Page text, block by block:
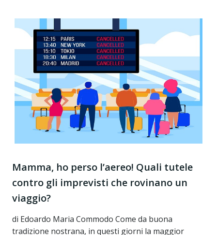
Mamma, ho perso l’aereo! Quali tutele
contro gli imprevisti che rovinano un
viaggio?
di Edoardo Maria Commodo Come da buona
tradizione nostrana, in questi giorni la maggior